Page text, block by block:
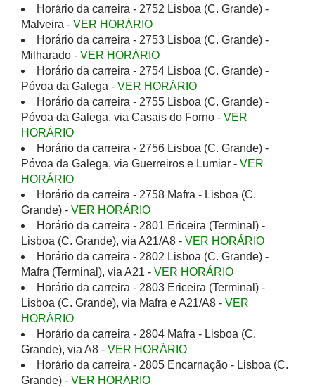
Horário da carreira - 2752 Lisboa (C. Grande) -
Malveira - VER HORÁRIO
Horário da carreira - 2753 Lisboa (C. Grande) -
Milharado - VER HORÁRIO
Horário da carreira - 2754 Lisboa (C. Grande) -
Póvoa da Galega - VER HORÁRIO
Horário da carreira - 2755 Lisboa (C. Grande) -
Póvoa da Galega, via Casais do Forno - VER
HORÁRIO
Horário da carreira - 2756 Lisboa (C. Grande) -
Póvoa da Galega, via Guerreiros e Lumiar - VER
HORÁRIO
Horário da carreira - 2758 Mafra - Lisboa (C.
Grande) - VER HORÁRIO
Horário da carreira - 2801 Ericeira (Terminal) -
Lisboa (C. Grande), via A21/A8 - VER HORÁRIO
Horário da carreira - 2802 Lisboa (C. Grande) -
Mafra (Terminal), via A21 - VER HORÁRIO
Horário da carreira - 2803 Ericeira (Terminal) -
Lisboa (C. Grande), via Mafra e A21/A8 - VER
HORÁRIO
Horário da carreira - 2804 Mafra - Lisboa (C.
Grande), via A8 - VER HORÁRIO
Horário da carreira - 2805 Encarnação - Lisboa (C.
Grande) - VER HORÁRIO